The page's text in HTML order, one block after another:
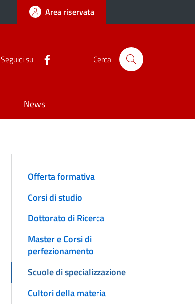
Area riservata
Seguici su Cerca
News
Offerta formativa
Corsi di studio
Dottorato di Ricerca
Master e Corsi di
perfezionamento
Scuole di specializzazione
Cultori della materia